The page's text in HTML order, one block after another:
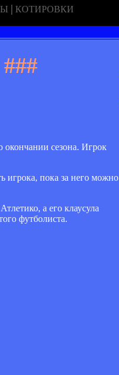
| КОТИРОВКИ
###
окончании сезона. Игрок
игрока, пока за него можно
а его клаусула
футболиста.